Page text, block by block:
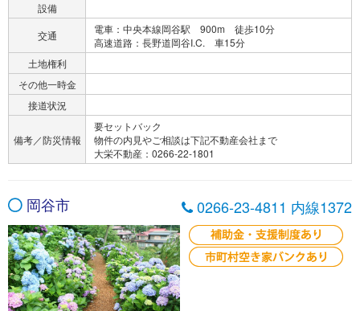
設備
交通
電車：中央本線岡谷駅 900m 徒歩10分
高速道路：長野道岡谷I.C. 車15分
土地権利
その他一時金
接道状況
備考／防災情報
要セットバック
物件の内見やご相談は下記不動産会社まで
大栄不動産：0266-22-1801
岡谷市 0266-23-4811 内線1372